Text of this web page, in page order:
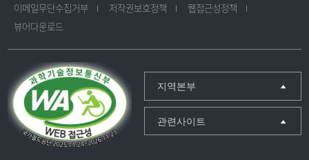
이메일무단수집거부
저작권보호정책
웹접근성정책
뷰어다운로드
지역본부
관련사이트